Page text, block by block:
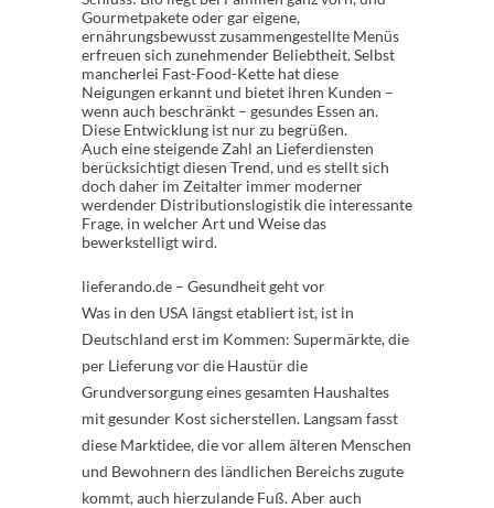
Gourmetpakete oder gar eigene,
ernährungsbewusst zusammengestellte Menüs
erfreuen sich zunehmender Beliebtheit. Selbst
mancherlei Fast-Food-Kette hat diese
Neigungen erkannt und bietet ihren Kunden –
wenn auch beschränkt – gesundes Essen an.
Diese Entwicklung ist nur zu begrüßen.
Auch eine steigende Zahl an Lieferdiensten
berücksichtigt diesen Trend, und es stellt sich
doch daher im Zeitalter immer moderner
werdender Distributionslogistik die interessante
Frage, in welcher Art und Weise das
bewerkstelligt wird.
lieferando.de – Gesundheit geht vor
Was in den USA längst etabliert ist, ist in
Deutschland erst im Kommen: Supermärkte, die
per Lieferung vor die Haustür die
Grundversorgung eines gesamten Haushaltes
mit gesunder Kost sicherstellen. Langsam fasst
diese Marktidee, die vor allem älteren Menschen
und Bewohnern des ländlichen Bereichs zugute
kommt, auch hierzulande Fuß. Aber auch